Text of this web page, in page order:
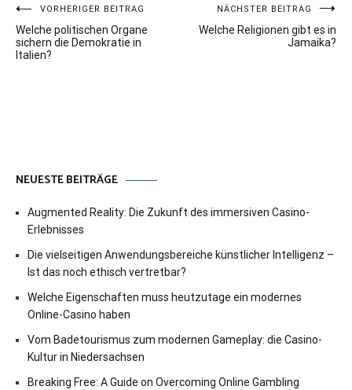
Beitragsnavigation
VORHERIGER BEITRAG
Welche politischen Organe
sichern die Demokratie in
Italien?
NÄCHSTER BEITRAG
Welche Religionen gibt es in
Jamaika?
NEUESTE BEITRÄGE
Augmented Reality: Die Zukunft des immersiven Casino-
Erlebnisses
Die vielseitigen Anwendungsbereiche künstlicher Intelligenz –
Ist das noch ethisch vertretbar?
Welche Eigenschaften muss heutzutage ein modernes
Online-Casino haben
Vom Badetourismus zum modernen Gameplay: die Casino-
Kultur in Niedersachsen
Breaking Free: A Guide on Overcoming Online Gambling